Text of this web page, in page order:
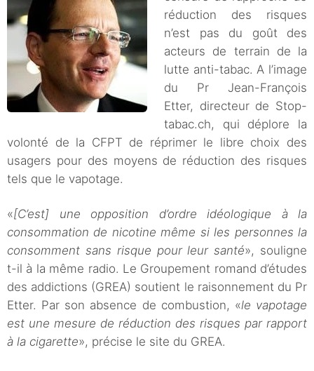
réduction des risques
n’est pas du goût des
acteurs de terrain de la
lutte anti-tabac. A l’image
du Pr Jean-François
Etter, directeur de Stop-
tabac.ch, qui déplore la
volonté de la CFPT de réprimer le libre choix des
usagers pour des moyens de réduction des risques
tels que le vapotage.
«[C’est] une opposition d’ordre idéologique à la
consommation de nicotine même si les personnes la
consomment sans risque pour leur santé», souligne
t-il à la même radio. Le Groupement romand d’études
des addictions (GREA) soutient le raisonnement du Pr
Etter. Par son absence de combustion, «le vapotage
est une mesure de réduction des risques par rapport
à la cigarette», précise le site du GREA.